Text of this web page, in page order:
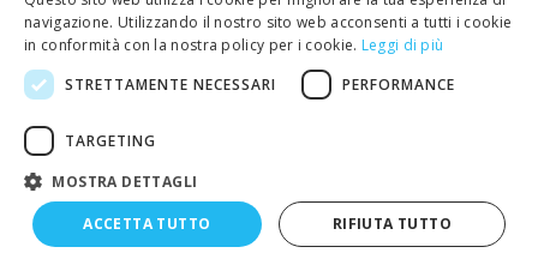
Prese audio 6,3mm
Spine audio 2,5-6,3mm
Spine audio 2,5mm
Spine audio 3,5mm
Spine audio 6,3mm
Morsettiere a vite da circuito stampato passo 5,08
mm
Morsettiere doppia fila passo 6,35mm
Morsettiere doppia fila passo 9,52mm
navigazione. Utilizzando il nostro sito web acconsenti a tutti i cookie
in conformità con la nostra policy per i cookie. Leggi di più
STRETTAMENTE NECESSARI
PERFORMANCE
TARGETING
MOSTRA DETTAGLI
ACCETTA TUTTO RIFIUTA TUTTO